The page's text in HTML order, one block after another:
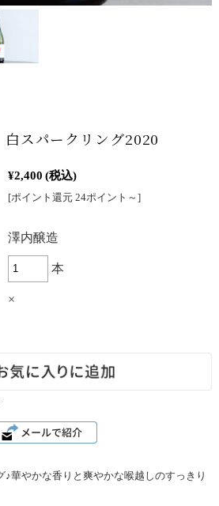
スパークリング2020
¥2,400 (税込)
[ポイント還元 24ポイント～]
澤内醸造
本
×
♪華やかな香りと爽やかな喉越しのすっきり